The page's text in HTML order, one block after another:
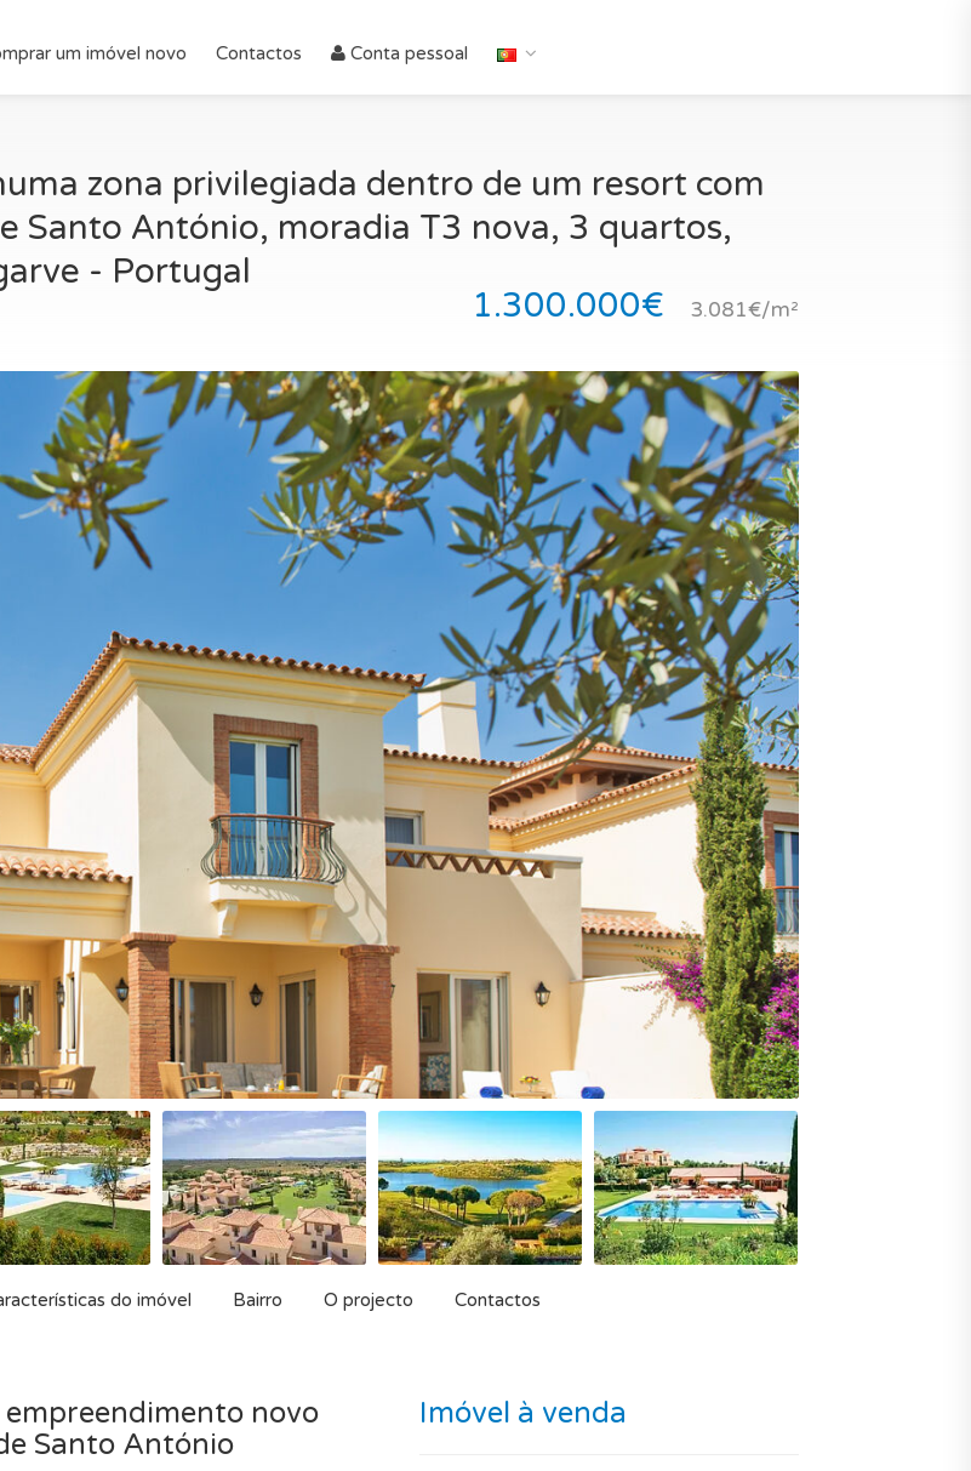
um imóvel novo Contactos Conta pessoal
zona privilegiada dentro de um resort com
Santo António, moradia T3 nova, 3 quartos,
- Portugal
1.300.000€ 3.081€/m²
do imóvel Bairro O projecto Contactos
novo
Santo António
Imóvel à venda